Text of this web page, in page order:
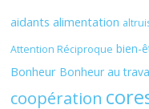
aidants alimentation
Attention Réciproque bien-
Bonheur Bonheur au
coopération